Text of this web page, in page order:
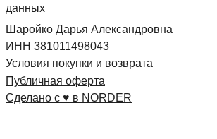
данных
Шаройко Дарья Александровна
ИНН 381011498043
Условия покупки и возврата
Публичная оферта
Сделано с ♥ в NORDER